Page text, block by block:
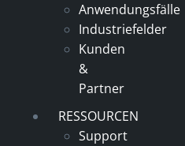
Anwendungsfälle
Industriefelder
Kunden
&
Partner
RESSOURCEN
Support